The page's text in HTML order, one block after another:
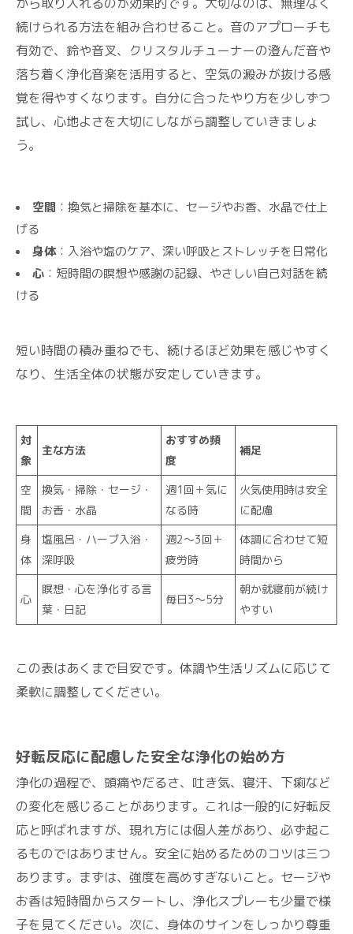
続けられる方法を組み合わせること。音のアプローチも
有効で、鈴や音叉、クリスタルチューナーの澄んだ音や
落ち着く浄化音楽を活用すると、空気の澱みが抜ける感
覚を得やすくなります。自分に合ったやり方を少しずつ
試し、心地よさを大切にしながら調整していきましょ
う。
空間 ：換気と掃除を基本に、セージやお香、水晶で仕上
げる
身体：入浴や塩のケア、深い呼吸とストレッチを日常化
心 ：短時間の瞑想や感謝の記録、やさしい自己対話を続
ける
短い時間の積み重ねでも、続けるほど効果を感じやすく
なり、生活全体の状態が安定していきます。
対
象
主な方法
おすすめ頻
度
補足
空
間
換気・掃除・セージ・
お香・水晶
週1回＋気に
なる時
火気使用時は安全
に配慮
身
体
塩風呂・ハーブ入浴・
深呼吸
週2〜3回＋
疲労時
体調に合わせて短
時間から
心
瞑想・心を浄化する言
葉・日記
毎日3〜5分
朝か就寝前が続け
やすい
この表はあくまで目安です。体調や生活リズムに応じて
柔軟に調整してください。
好転反応に配慮した安全な浄化の始め方
浄化の過程で、頭痛やだるさ、吐き気、寝汗、下痢など
の変化を感じることがあります。これは一般的に好転反
応と呼ばれますが、現れ方には個人差があり、必ず起こ
るものではありません。安全に始めるためのコツは三つ
あります。まずは、強度を高めすぎないこと。セージや
お香は短時間からスタートし、浄化スプレーも少量で様
子を見てください。次に、身体のサインをしっかり尊重